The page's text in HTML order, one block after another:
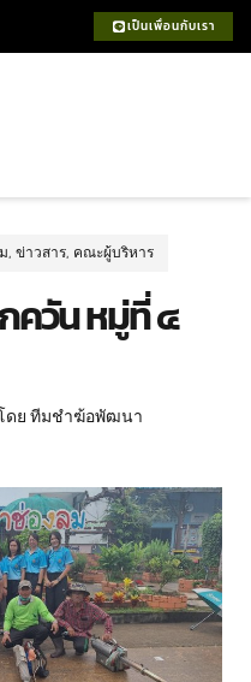
เป็นเพื่อนกับเรา
, ข่าวสาร, คณะผู้บริหาร
ควัน หมู่ที่ ๔
ดย ทีมชำฆ้อพัฒนา